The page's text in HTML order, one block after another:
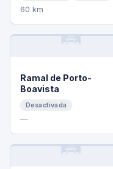
60 km
🛤️
Ramal de Porto-
Boavista
Desactivada
—
🛤️